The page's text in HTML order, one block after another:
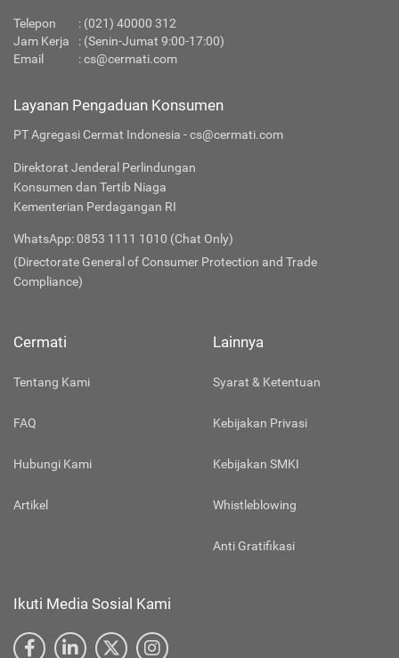
Telepon : (021) 40000 312
Jam Kerja
: (Senin-Jumat 9:00-17:00)
Email
:cs@cermati.com
Layanan Pengaduan Konsumen
PT Agregasi Cermat Indonesia - cs@cermati.com
Direktorat Jenderal Perlindungan
Konsumen dan Tertib Niaga
Kementerian Perdagangan RI
WhatsApp: 0853 1111 1010 (Chat Only)
(Directorate General of Consumer Protection and Trade
Compliance)
Cermati
Tentang Kami
FAQ
Hubungi Kami
Artikel
Lainnya
Syarat & Ketentuan
Kebijakan Privasi
Kebijakan SMKI
Whistleblowing
Anti Gratifikasi
Ikuti Media Sosial Kami